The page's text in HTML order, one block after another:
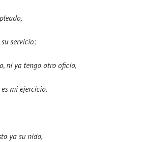
servicio;
ni ya tengo otro oficio,
mi ejercicio.
ya su nido,